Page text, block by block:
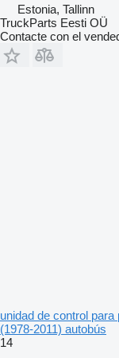
Estonia, Tallinn
TruckParts Eesti OÜ
Contacte con el
unidad de control
(1978-2011) autobús
14